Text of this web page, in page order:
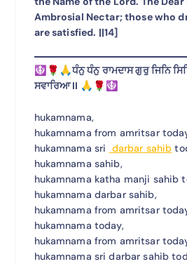
Ambrosial Nectar; those who
are satisfied. ||14]
🪯🌹🙏ਧੰਨੁ ਧੰਨੁ ਰਾਮਦਾਸ ਗੁਰੁ ਜਿਨਿ
ਸਵਾਰਿਆ II 🙏🌹🪯
hukamnama,
hukamnama from amritsar
hukamnama sri darbar sahib
hukamnama sahib,
hukamnama katha manji sahib
hukamnama darbar sahib,
hukamnama from amritsar
hukamnama today,
hukamnama from amritsar
hukamnama sri darbar sahib